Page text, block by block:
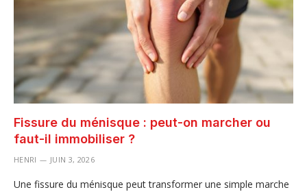
Fissure du ménisque : peut-on marcher ou
faut-il immobiliser ?
HENRI JUIN 3, 2026
Une fissure du ménisque peut transformer une simple marche